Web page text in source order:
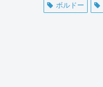
ボルドー